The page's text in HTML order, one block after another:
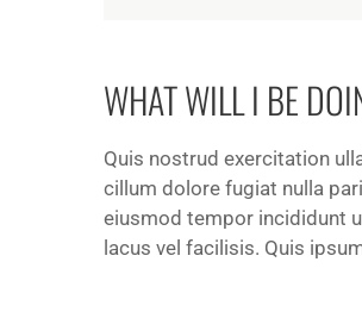
WHAT WILL I BE
Quis nostrud exercitation
cillum dolore fugiat nulla
eiusmod tempor incididunt
lacus vel facilisis. Quis